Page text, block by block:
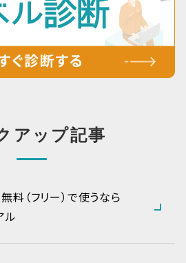
アップ記事
料（フリー）で使うなら
ル